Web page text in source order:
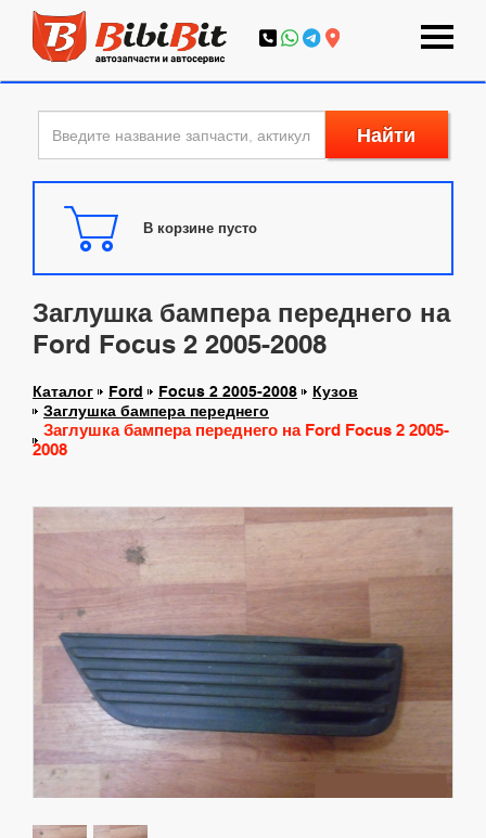
Найти
В корзине пусто
Заглушка бампера переднего на
Ford Focus 2 2005-2008
Каталог Ford Focus 2 2005-2008
Кузов
Заглушка бампера переднего
Заглушка бампера переднего на Ford Focus 2 2005-
2008